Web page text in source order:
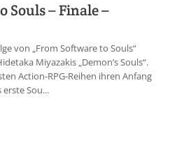
Souls – Finale –
von „From Software to Souls“
Miyazakis „Demon’s Souls“.
Action-RPG-Reihen ihren Anfang
Sou...